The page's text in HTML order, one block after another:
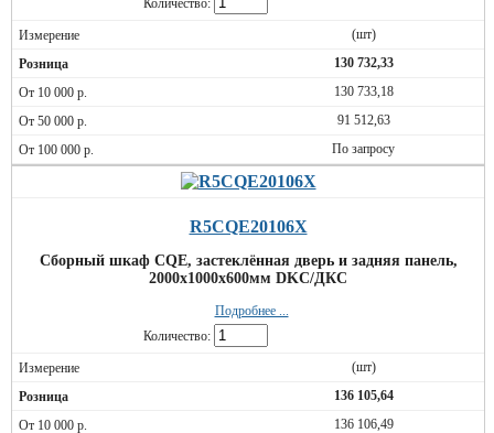
Количество:
(шт)
130 732,33
130 733,18
91 512,63
По запросу
R5CQE20106X
Сборный шкаф CQE, застеклённая дверь и задняя панель,
2000x1000x600мм DKC/ДКС
Подробнее ...
Количество:
(шт)
136 105,64
136 106,49